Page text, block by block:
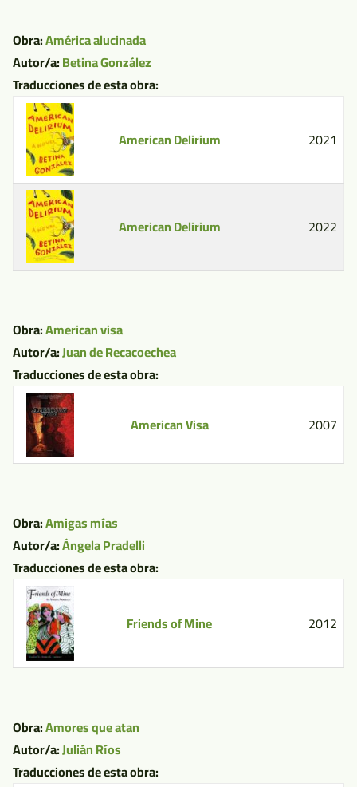
Obra:América alucinada
Autor/a:Betina González
Traducciones de esta obra:
American Delirium 2021
American Delirium 2022
Obra:American visa
Autor/a:Juan de Recacoechea
Traducciones de esta obra:
American Visa 2007
Obra:Amigas mías
Autor/a:Ángela Pradelli
Traducciones de esta obra:
Friends of Mine 2012
Obra:Amores que atan
Autor/a:Julián Ríos
Traducciones de esta obra: